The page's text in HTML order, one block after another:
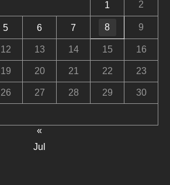
1 2
5 6 7 8 9
12 13 14 15 16
19 20 21 22 23
26 27 28 29 30
«
Jul